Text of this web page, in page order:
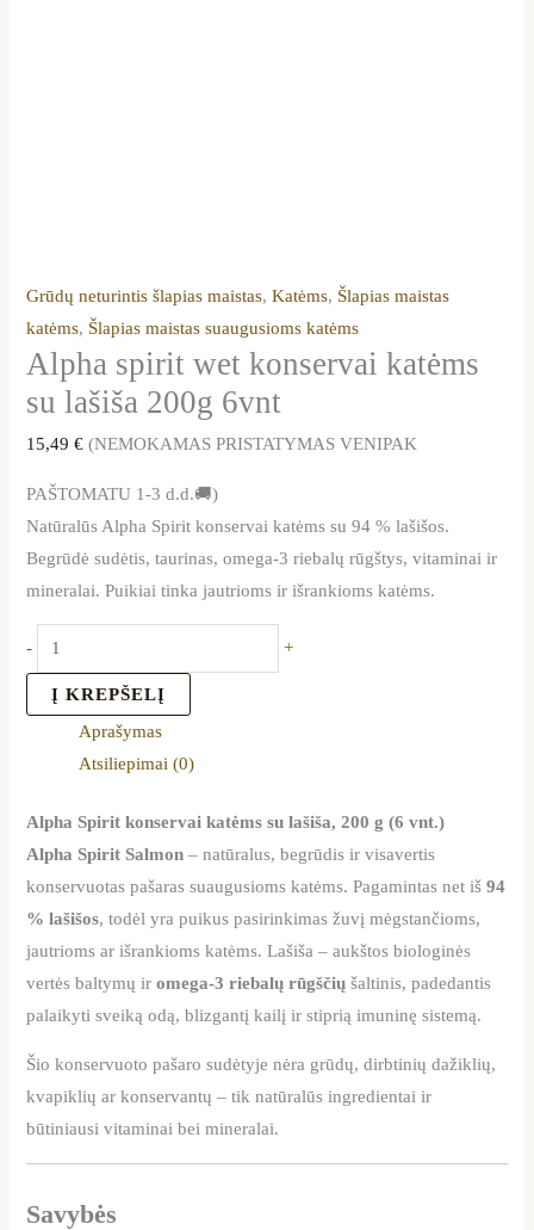
Grūdų neturintis šlapias maistas,Katėms, Šlapias maistas
katėms, Šlapias maistas suaugusioms katėms
Alpha spirit wet konservai katėms
su lašiša 200g 6vnt
15,49€ (NEMOKAMAS PRISTATYMAS VENIPAK
PAŠTOMATU 1-3 d.d.🚚)
Natūralūs Alpha Spirit konservai katėms su 94 % lašišos.
Begrūdė sudėtis, taurinas, omega-3 riebalų rūgštys, vitaminai ir
mineralai. Puikiai tinka jautrioms ir išrankioms katėms.
- +
Į KREPŠELĮ
Aprašymas
Atsiliepimai (0)
Alpha Spirit konservai katėms su lašiša, 200 g (6 vnt.)
Alpha Spirit Salmon – natūralus, begrūdis ir visavertis
konservuotas pašaras suaugusioms katėms. Pagamintas net iš94
% lašišos, todėl yra puikus pasirinkimas žuvį mėgstančioms,
jautrioms ar išrankioms katėms. Lašiša – aukštos biologinės
vertės baltymų iromega-3 riebalų rūgščių šaltinis, padedantis
palaikyti sveiką odą, blizgantį kailį ir stiprią imuninę sistemą.
Šio konservuoto pašaro sudėtyje nėra grūdų, dirbtinių dažiklių,
kvapiklių ar konservantų – tik natūralūs ingredientai ir
būtiniausi vitaminai bei mineralai.
Savybės